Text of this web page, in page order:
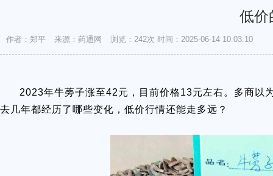
低价
作者：郑平 来源：药通网 浏览：242次 时间：2025-06-14 10:03:10
2023年牛蒡子涨至42元，目前价格13元左右。多商以
去几年都经历了哪些变化，低价行情还能走多远？